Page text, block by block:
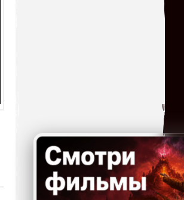
Игра очень простая, для детей до 7 лет.
Дети быстро теряют интерес, т.к. не...
kogokary
01.07.2026 02:13
Класная для игры вдвоем.
Есть комбинации ударов.